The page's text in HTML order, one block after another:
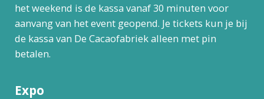
het weekend is de kassa vanaf 30 minuten voor
aanvang van het event geopend. Je tickets kun je bij
de kassa van De Cacaofabriek alleen met pin
betalen.
Expo